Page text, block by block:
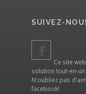
SUIVEZ-
Ce site
solution tout-en-
N'oubliez pas
facebook!